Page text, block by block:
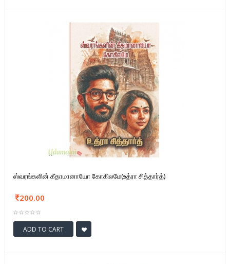
ஸ்வரங்களின் கீதாமானாயோ கோகிலமே(உத்ரா சித்தார்த்)
200.00
ADD TO CART